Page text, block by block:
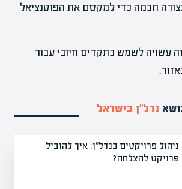
חכמה כדי למקסם את הפוטנציאל
עשויה לשמש כתקדים חיובי עבור
נדל”ן בישראל
ניהול פרויקטים בנדל"ן: איך להוביל
פרויקט להצלחה?